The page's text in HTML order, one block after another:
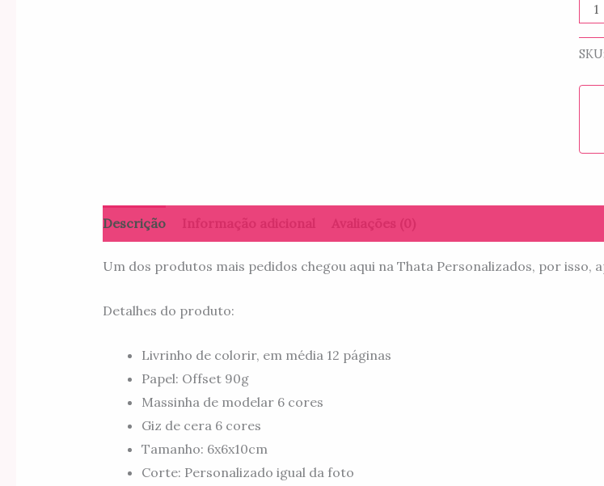
SKU:
Descrição
Um dos produtos mais pedidos chegou aqui na Thata Personalizados, por isso,
Detalhes do produto:
Livrinho de colorir, em média 12 páginas
Papel: Offset 90g
Massinha de modelar 6 cores
Giz de cera 6 cores
Tamanho: 6x6x10cm
Corte: Personalizado igual da foto